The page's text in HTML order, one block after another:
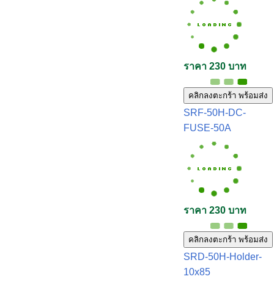
ราคา 230 บาท
คลิกลงตะกร้า พร้อมส่ง
SRF-50H-DC-
FUSE-50A
ราคา 230 บาท
คลิกลงตะกร้า พร้อมส่ง
SRD-50H-Holder-
10x85